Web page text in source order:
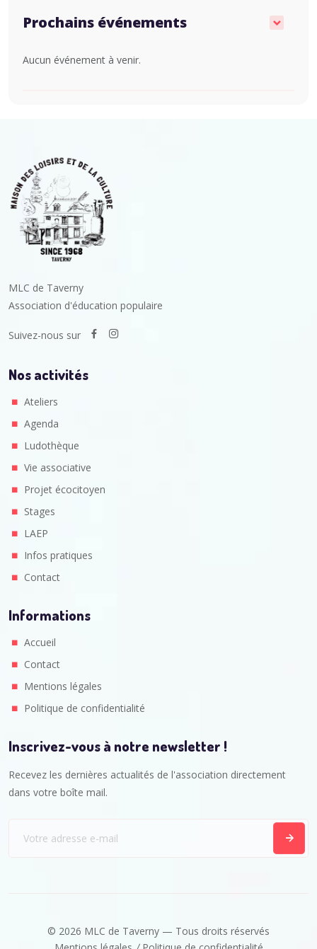
Prochains événements
Aucun événement à venir.
MLC de Taverny
Association d'éducation populaire
Suivez-nous sur
Nos activités
Ateliers
Agenda
Ludothèque
Vie associative
Projet écocitoyen
Stages
LAEP
Infos pratiques
Contact
Informations
Accueil
Contact
Mentions légales
Politique de confidentialité
Inscrivez-vous à notre newsletter !
Recevez les dernières actualités de l'association directement
dans votre boîte mail.
© 2026 MLC de Taverny — Tous droits réservés